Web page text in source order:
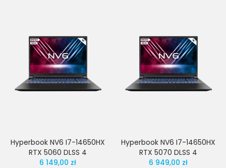
Hyperbook NV6 I7-14650HX
RTX 5060 DLSS 4
6 149,00 zł
Hyperbook NV6 I7-14650HX
RTX 5070 DLSS 4
6 949,00 zł